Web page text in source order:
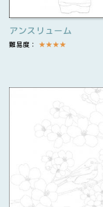
アンスリューム
難易度： ★★★★